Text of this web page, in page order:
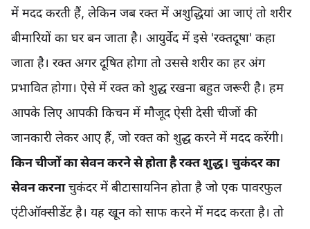
में मदद करती हैं, लेकिन जब रक्त में अशुद्धियां आ जाएं तो शरीर
बीमारियों का घर बन जाता है। आयुर्वेद में इसे 'रक्तदूषा' कहा
जाता है। रक्त अगर दूषित होगा तो उससे शरीर का हर अंग
प्रभावित होगा। ऐसे में रक्त को शुद्ध रखना बहुत जरूरी है। हम
आपके लिए आपकी किचन में मौजूद ऐसी देसी चीजों की
जानकारी लेकर आए हैं, जो रक्त को शुद्ध करने में मदद करेंगी।
किन चीजों का सेवन करने से होता है रक्त शुद्ध। चुकंदर का
सेवन करनाचुकंदर में बीटासायनिन होता है जो एक पावरफुल
एंटीऑक्सीडेंट है। यह खून को साफ करने में मदद करता है। तो